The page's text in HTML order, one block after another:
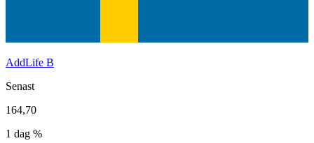
AddLife B
Senast
164,70
1 dag %